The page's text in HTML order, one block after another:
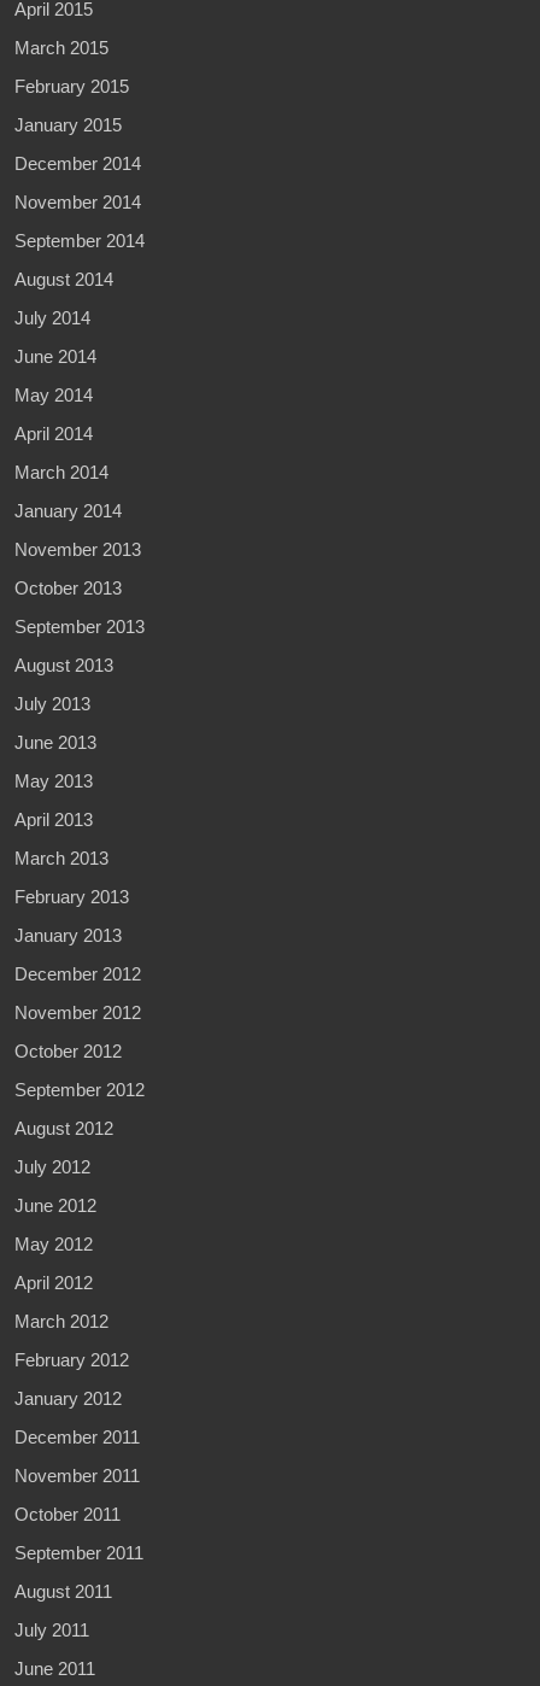
April 2015
March 2015
February 2015
January 2015
December 2014
November 2014
September 2014
August 2014
July 2014
June 2014
May 2014
April 2014
March 2014
January 2014
November 2013
October 2013
September 2013
August 2013
July 2013
June 2013
May 2013
April 2013
March 2013
February 2013
January 2013
December 2012
November 2012
October 2012
September 2012
August 2012
July 2012
June 2012
May 2012
April 2012
March 2012
February 2012
January 2012
December 2011
November 2011
October 2011
September 2011
August 2011
July 2011
June 2011